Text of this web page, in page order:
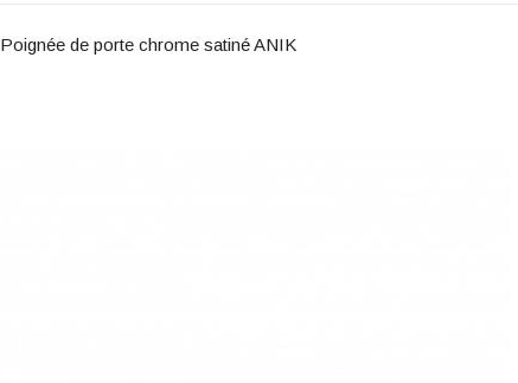
Poignée de porte chrome satiné ANIK